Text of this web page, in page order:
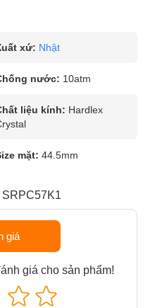
xứ: Nhật
nước: 10atm
liệu kính: Hardlex
mặt: 44.5mm
giá
giá cho sản phẩm!